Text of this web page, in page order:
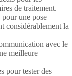
de traitement.
pour une pose
considérablement la
avec le
meilleure
pour tester des